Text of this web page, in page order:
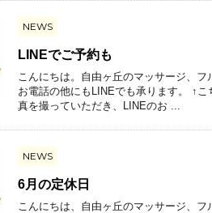
NEWS
LINEでご予約も
こんにちは。自由ヶ丘のマッサージ、
お電話の他にもLINEでも承ります。 ↑
真を撮っていただき、LINEのお ...
NEWS
6月の定休日
こんにちは、自由ヶ丘のマッサージ、